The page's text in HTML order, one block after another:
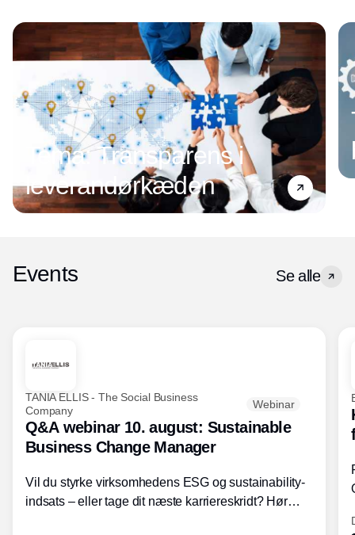
Tema: Transparens i
leverandørkæden
Events Se alle
TANIA ELLIS - The Social Business
Company
Webinar
Q&A webinar 10. august: Sustainable
Business Change Manager
Vil du styrke virksomhedens ESG og sustainability-
indsats – eller tage dit næste karriereskridt? Hør